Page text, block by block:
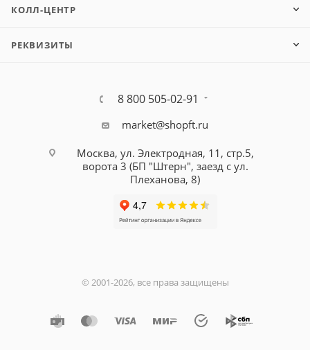
КОЛЛ-ЦЕНТР
РЕКВИЗИТЫ
8 800 505-02-91
market@shopft.ru
Москва, ул. Электродная, 11, стр.5,
ворота 3 (БП "Штерн", заезд с ул.
Плеханова, 8)
© 2001-2026, все права защищены